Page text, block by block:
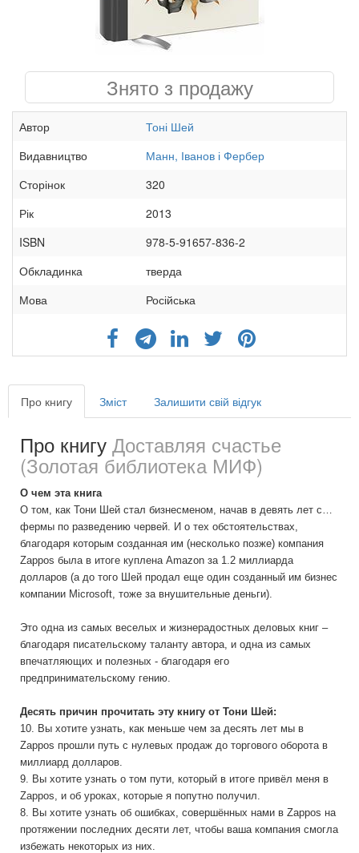
Знято з продажу
Автор
Тоні Шей
Видавництво
Манн, Іванов і Фербер
Сторінок
320
Рік
2013
ISBN
978-5-91657-836-2
Обкладинка
тверда
Мова
Російська
Про книгу Зміст Залишити свій відгук
Про книгу Доставляя счастье
(Золотая библиотека МИФ)
О чем эта книга
О том, как Тони Шей стал бизнесменом, начав в девять лет с…
фермы по разведению червей. И о тех обстоятельствах,
благодаря которым созданная им (несколько позже) компания
Zappos была в итоге куплена Amazon за 1.2 миллиарда
долларов (а до того Шей продал еще один созданный им бизнес
компании Microsoft, тоже за внушительные деньги).
Это одна из самых веселых и жизнерадостных деловых книг –
благодаря писательскому таланту автора, и одна из самых
впечатляющих и полезных - благодаря его
предпринимательскому гению.
Десять причин прочитать эту книгу от Тони Шей:
10. Вы хотите узнать, как меньше чем за десять лет мы в
Zappos прошли путь с нулевых продаж до торгового оборота в
миллиард долларов.
9. Вы хотите узнать о том пути, который в итоге привёл меня в
Zappos, и об уроках, которые я попутно получил.
8. Вы хотите узнать об ошибках, совершённых нами в Zappos на
протяжении последних десяти лет, чтобы ваша компания смогла
избежать некоторых из них.